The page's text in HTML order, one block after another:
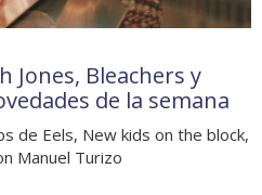
Jones, Bleachers y
de la semana
de Eels, New kids on the block,
Manuel Turizo